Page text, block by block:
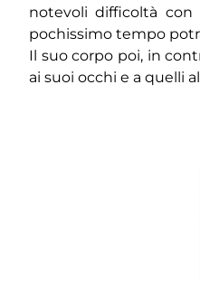
notevoli difficoltà
pochissimo tempo
Il suo corpo poi, in
ai suoi occhi e a quelli